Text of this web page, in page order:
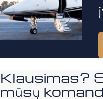
Klausimas?
mūsų